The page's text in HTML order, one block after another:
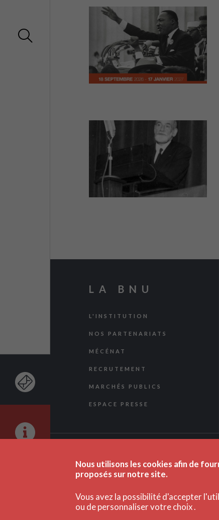
LA BNU
L'INSTITUTION
NOS PARTENARIATS
MÉCÉNAT
RECRUTEMENT
MARCHÉS PUBLICS
ESPACE PRESSE
Nous utilisons les cookies afin de
proposés sur notre site.
Vous avez la possibilité d'accepter
ou de personnaliser votre choix .